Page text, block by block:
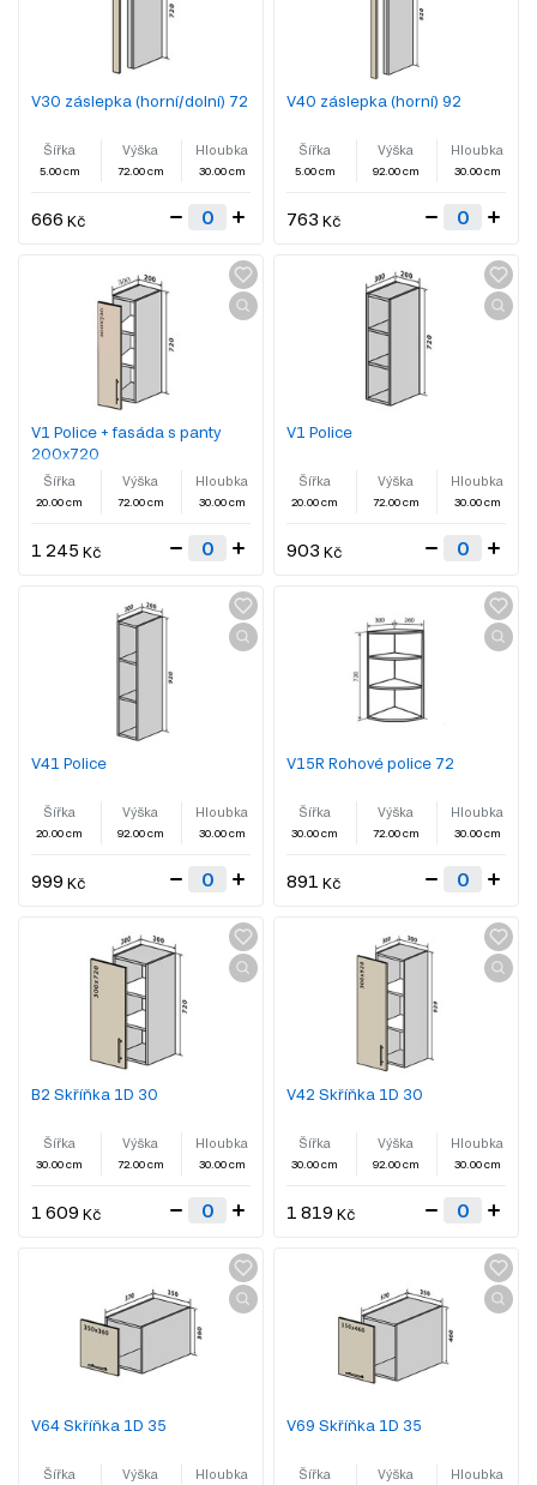
V30 záslepka (horní/dolní) 72
Šířka
5.00 cm
Výška
72.00 cm
Hloubka
30.00 cm
666 Kč
V40 záslepka (horní) 92
Šířka
5.00 cm
Výška
92.00 cm
Hloubka
30.00 cm
763 Kč
V1 Police + fasáda s panty
200x720
Šířka
20.00 cm
Výška
72.00 cm
Hloubka
30.00 cm
1 245 Kč
V1 Police
Šířka
20.00 cm
Výška
72.00 cm
Hloubka
30.00 cm
903 Kč
V41 Police
Šířka
20.00 cm
Výška
92.00 cm
Hloubka
30.00 cm
999 Kč
V15R Rohové police 72
Šířka
30.00 cm
Výška
72.00 cm
Hloubka
30.00 cm
891 Kč
B2 Skříňka 1D 30
Šířka
30.00 cm
Výška
72.00 cm
Hloubka
30.00 cm
1 609 Kč
V42 Skříňka 1D 30
Šířka
30.00 cm
Výška
92.00 cm
Hloubka
30.00 cm
1 819 Kč
V64 Skříňka 1D 35
Šířka Výška Hloubka
V69 Skříňka 1D 35
Šířka Výška Hloubka